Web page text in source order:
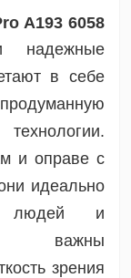
A193 6058
надежные
в себе
и оправе с
идеально
людей и
важны
зрения